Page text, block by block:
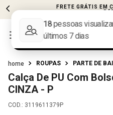
FRETE GRÁTIS EM
ROUPAS PARTE DE
Calça De PU Com
CINZA - P
COD.: 3119611379P